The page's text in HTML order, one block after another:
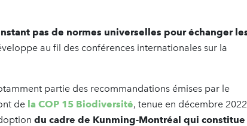
pas de normes universelles pour échanger
au fil des conférences internationales sur la
partie des recommandations émises par le
de la COP 15 Biodiversité, tenue en décembre
du cadre de Kunming-Montréal qui constitue